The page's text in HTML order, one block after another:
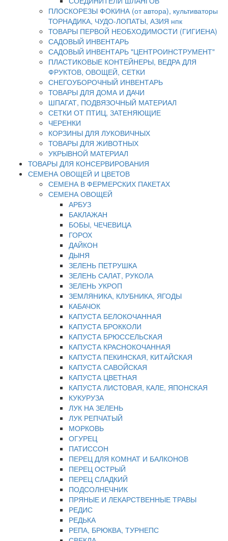
ПЛОСКОРЕЗЫ ФОКИНА (от автора), культиваторы
ТОРНАДИКА, ЧУДО-ЛОПАТЫ, АЗИЯ нпк
ТОВАРЫ ПЕРВОЙ НЕОБХОДИМОСТИ (ГИГИЕНА)
САДОВЫЙ ИНВЕНТАРЬ
САДОВЫЙ ИНВЕНТАРЬ "ЦЕНТРОИНСТРУМЕНТ"
ПЛАСТИКОВЫЕ КОНТЕЙНЕРЫ, ВЕДРА ДЛЯ
ФРУКТОВ, ОВОЩЕЙ, СЕТКИ
СНЕГОУБОРОЧНЫЙ ИНВЕНТАРЬ
ТОВАРЫ ДЛЯ ДОМА И ДАЧИ
ШПАГАТ, ПОДВЯЗОЧНЫЙ МАТЕРИАЛ
СЕТКИ ОТ ПТИЦ, ЗАТЕНЯЮЩИЕ
ЧЕРЕНКИ
КОРЗИНЫ ДЛЯ ЛУКОВИЧНЫХ
ТОВАРЫ ДЛЯ ЖИВОТНЫХ
УКРЫВНОЙ МАТЕРИАЛ
ТОВАРЫ ДЛЯ КОНСЕРВИРОВАНИЯ
СЕМЕНА ОВОЩЕЙ И ЦВЕТОВ
СЕМЕНА В ФЕРМЕРСКИХ ПАКЕТАХ
СЕМЕНА ОВОЩЕЙ
АРБУЗ
БАКЛАЖАН
БОБЫ, ЧЕЧЕВИЦА
ГОРОХ
ДАЙКОН
ДЫНЯ
ЗЕЛЕНЬ ПЕТРУШКА
ЗЕЛЕНЬ САЛАТ, РУКОЛА
ЗЕЛЕНЬ УКРОП
ЗЕМЛЯНИКА, КЛУБНИКА, ЯГОДЫ
КАБАЧОК
КАПУСТА БЕЛОКОЧАННАЯ
КАПУСТА БРОККОЛИ
КАПУСТА БРЮССЕЛЬСКАЯ
КАПУСТА КРАСНОКОЧАННАЯ
КАПУСТА ПЕКИНСКАЯ, КИТАЙСКАЯ
КАПУСТА САВОЙСКАЯ
КАПУСТА ЦВЕТНАЯ
КАПУСТА ЛИСТОВАЯ, КАЛЕ, ЯПОНСКАЯ
КУКУРУЗА
ЛУК НА ЗЕЛЕНЬ
ЛУК РЕПЧАТЫЙ
МОРКОВЬ
ОГУРЕЦ
ПАТИССОН
ПЕРЕЦ ДЛЯ КОМНАТ И БАЛКОНОВ
ПЕРЕЦ ОСТРЫЙ
ПЕРЕЦ СЛАДКИЙ
ПОДСОЛНЕЧНИК
ПРЯНЫЕ И ЛЕКАРСТВЕННЫЕ ТРАВЫ
РЕДИС
РЕДЬКА
РЕПА, БРЮКВА, ТУРНЕПС